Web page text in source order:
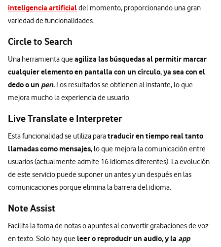
inteligencia artificialdel momento, proporcionando una gran
variedad de funcionalidades.
Circle to Search
Una herramienta queagiliza las búsquedas al permitir marcar
cualquier elemento en pantalla con un círculo, ya sea con el
dedo o un pen. Los resultados se obtienen al instante, lo que
mejora mucho la experiencia de usuario.
Live Translate e Interpreter
Esta funcionalidad se utiliza paratraducir en tiempo real tanto
llamadas como mensajes, lo que mejora la comunicación entre
usuarios (actualmente admite 16 idiomas diferentes). La evolución
de este servicio puede suponer un antes y un después en las
comunicaciones porque elimina la barrera del idioma.
Note Assist
Facilita la toma de notas o apuntes al convertir grabaciones de voz
en texto. Solo hay que leer o reproducir un audio, y la app